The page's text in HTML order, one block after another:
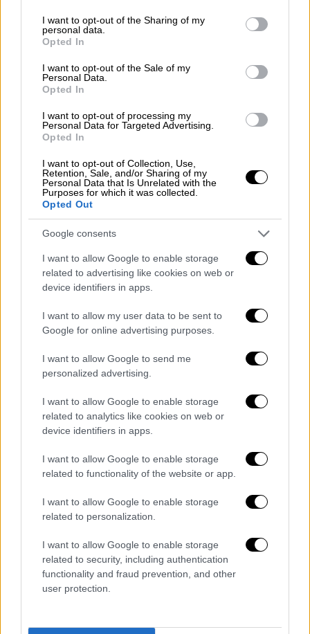
not limited to your visit or usage behaviour. You may click to
grant or deny consent to Google and its third-party tags to
use your data for below specified purposes in below Google
consent section.
I want to opt-out of the Sharing of my
personal data.
Opted In
I want to opt-out of the Sale of my
Personal Data.
Opted In
I want to opt-out of processing my
Personal Data for Targeted Advertising.
Opted In
I want to opt-out of Collection, Use,
Retention, Sale, and/or Sharing of my
Personal Data that Is Unrelated with the
Purposes for which it was collected.
Opted Out
Google consents
I want to allow Google to enable storage
related to advertising like cookies on web or
device identifiers in apps.
I want to allow my user data to be sent to
Google for online advertising purposes.
I want to allow Google to send me
personalized advertising.
I want to allow Google to enable storage
related to analytics like cookies on web or
device identifiers in apps.
I want to allow Google to enable storage
related to functionality of the website or app.
I want to allow Google to enable storage
related to personalization.
I want to allow Google to enable storage
related to security, including authentication
functionality and fraud prevention, and other
user protection.
Πρώτη καλημέρα είπαν όλες οι πρωινές
ψυχαγωγικές εκπομπές σε δημόσια και
ιδιωτική τηλεόραση
Φινάλε με ανακοινώσεις και δάκρυα για
Λιάγκα, Σκορδά, Καινούργιου, Τσιμτσιλή
και Χατζίδου
Οι παρουσιαστές των πρωινών
ψυχαγωγικών εκπομπών έδωσαν ραντεβού
για τη νέα τηλεοπτική σεζόν